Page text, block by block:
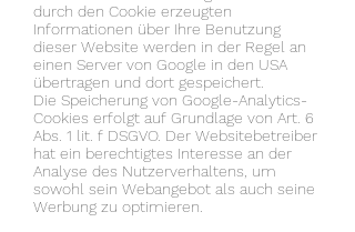
durch den Cookie erzeugten
Informationen über Ihre Benutzung
dieser Website werden in der Regel an
einen Server von Google in den USA
übertragen und dort gespeichert.
Die Speicherung von Google-Analytics-
Cookies erfolgt auf Grundlage von Art. 6
Abs. 1 lit. f DSGVO. Der Websitebetreiber
hat ein berechtigtes Interesse an der
Analyse des Nutzerverhaltens, um
sowohl sein Webangebot als auch seine
Werbung zu optimieren.